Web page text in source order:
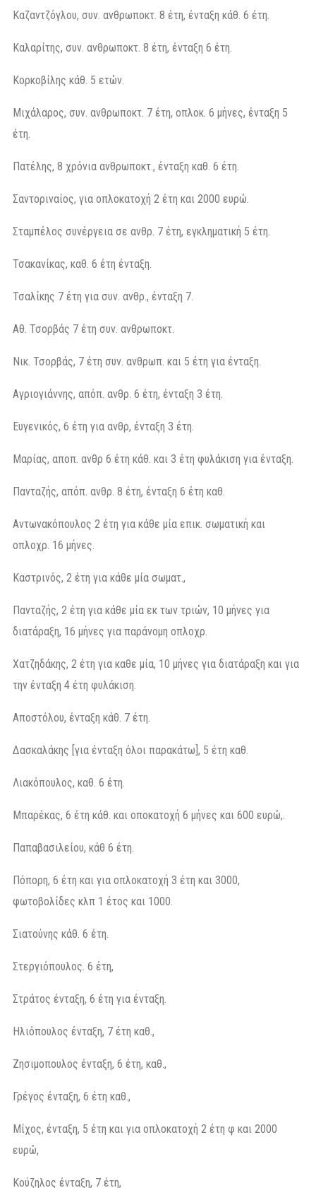
Καζαντζόγλου, συν. ανθρωποκτ. 8 έτη, ένταξη κάθ. 6 έτη.
Καλαρίτης, συν. ανθρωποκτ. 8 έτη, ένταξη 6 έτη.
Κορκοβίλης κάθ. 5 ετών.
Μιχάλαρος, συν. ανθρωποκτ. 7 έτη, οπλοκ. 6 μήνες, ένταξη 5
έτη.
Πατέλης, 8 χρόνια ανθρωποκτ., ένταξη καθ. 6 έτη.
Σαντοριναίος, για οπλοκατοχή 2 έτη και 2000 ευρώ.
Σταμπέλος συνέργεια σε ανθρ. 7 έτη, εγκληματική 5 έτη.
Τσακανίκας, καθ. 6 έτη ένταξη.
Τσαλίκης 7 έτη για συν. ανθρ., ένταξη 7.
Αθ. Τσορβάς 7 έτη συν. ανθρωποκτ.
Νικ. Τσορβάς, 7 έτη συν. ανθρωπ. και 5 έτη για ένταξη.
Αγριογιάννης, απόπ. ανθρ. 6 έτη, ένταξη 3 έτη.
Ευγενικός, 6 έτη για ανθρ, ένταξη 3 έτη.
Μαρίας, αποπ. ανθρ 6 έτη κάθ. και 3 έτη φυλάκιση για ένταξη.
Πανταζής, απόπ. ανθρ. 8 έτη, ένταξη 6 έτη καθ.
Αντωνακόπουλος 2 έτη για κάθε μία επικ. σωματική και
οπλοχρ. 16 μήνες.
Καστρινός, 2 έτη για κάθε μία σωματ.,
Πανταζής, 2 έτη για κάθε μία εκ των τριών, 10 μήνες για
διατάραξη, 16 μήνες για παράνομη οπλοχρ.
Χατζηδάκης, 2 έτη για καθε μία, 10 μήνες για διατάραξη και για
την ένταξη 4 έτη φυλάκιση.
Αποστόλου, ένταξη κάθ. 7 έτη.
Δασκαλάκης [για ένταξη όλοι παρακάτω], 5 έτη καθ.
Λιακόπουλος, καθ. 6 έτη.
Μπαρέκας, 6 έτη κάθ. και οποκατοχή 6 μήνες και 600 ευρώ,.
Παπαβασιλείου, κάθ 6 έτη.
Πόπορη, 6 έτη και για οπλοκατοχή 3 έτη και 3000,
φωτοβολίδες κλπ 1 έτος και 1000.
Σιατούνης κάθ. 6 έτη.
Στεργιόπουλος. 6 έτη,
Στράτος ένταξη, 6 έτη για ένταξη.
Ηλιόπουλος ένταξη, 7 έτη καθ.,
Ζησιμοπουλος ένταξη, 6 έτη, καθ.,
Γρέγος ένταξη, 6 έτη καθ.,
Μίχος, ένταξη, 5 έτη και για οπλοκατοχή 2 έτη φ και 2000
ευρώ,
Κούζηλος ένταξη, 7 έτη,